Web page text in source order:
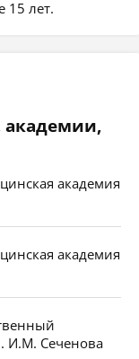
15 лет.
академии,
академия
академия
И.М. Сеченова